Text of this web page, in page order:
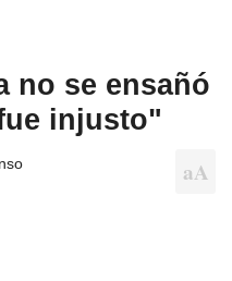
no se ensañó
injusto"